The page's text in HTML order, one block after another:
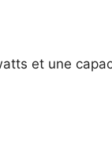
et une